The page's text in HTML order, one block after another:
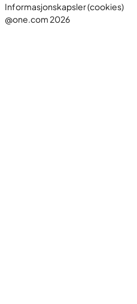
Informasjonskapsler (cookies)
@one.com 2026